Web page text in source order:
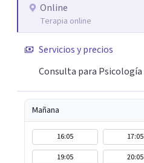
Online
Terapia online
Servicios y precios
Consulta para Psicología
Mañana
16:05 17:05
19:05
20:05